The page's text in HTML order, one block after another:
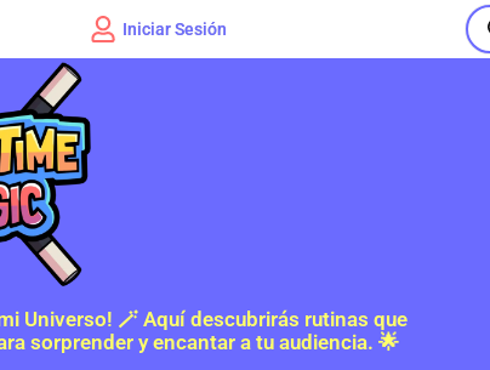
Iniciar Sesión
Universo! 🪄 Aquí descubrirás rutinas que
sorprender y encantar a tu audiencia. 🌟